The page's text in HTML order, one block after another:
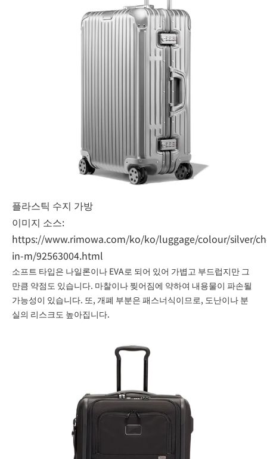
플라스틱 수지 가방
이미지 소스:
https://www.rimowa.com/ko/ko/luggage/colour/silver/
in-m/92563004.html
소프트 타입은 나일론이나 EVA로 되어 있어 가볍고 부드럽지만 그
만큼 약점도 있습니다. 마찰이나 찢어짐에 약하여 내용물이 파손될
가능성이 있습니다. 또, 개폐 부분은 패스너식이므로, 도난이나 분
실의 리스크도 높아집니다.